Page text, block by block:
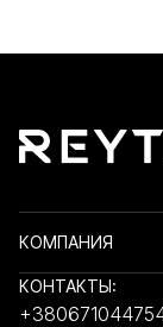
КОМПАНИЯ
КОНТАКТЫ: